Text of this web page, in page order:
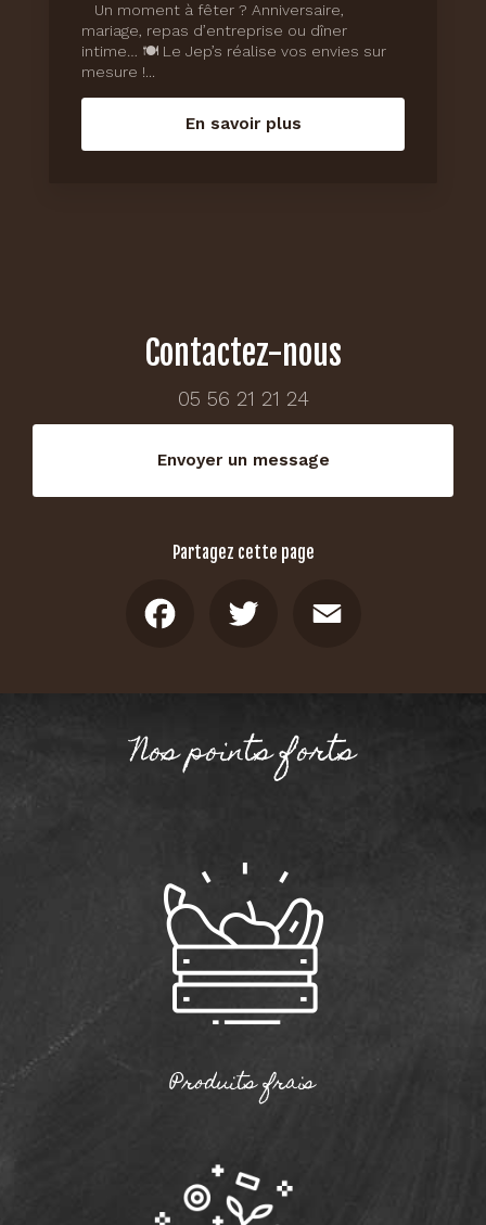
Un moment à fêter ? Anniversaire,
mariage, repas d’entreprise ou dîner
intime… 🍽️ Le Jep’s réalise vos envies sur
mesure !...
En savoir plus
Contactez-nous
05 56 21 21 24
Envoyer un message
Partagez cette page
Nos points forts
Produits frais